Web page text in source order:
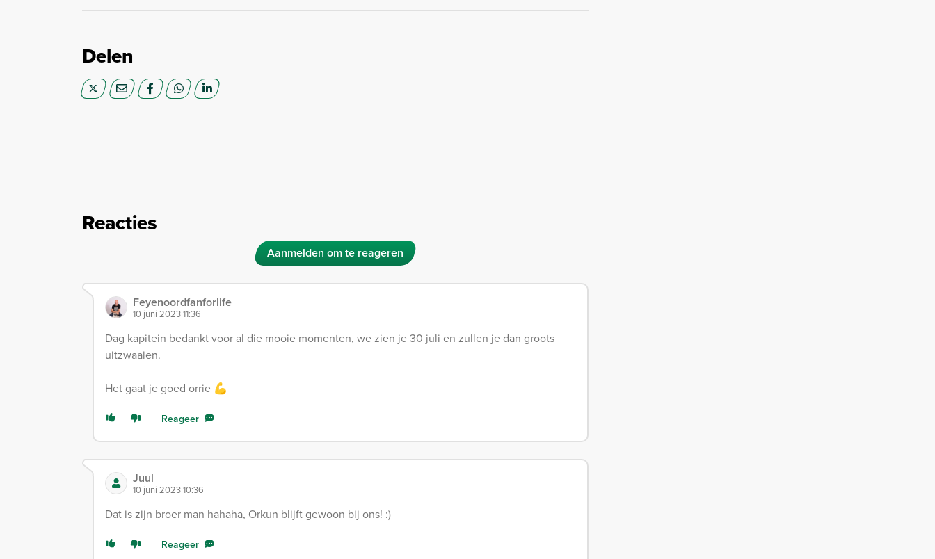
Delen
Reacties
Aanmelden om te reageren
Feyenoordfanforlife
10 juni 2023 11:36
Dag kapitein bedankt voor al die mooie momenten, we zien je 30 juli en zullen je dan groots
uitzwaaien.
Het gaat je goed orrie 💪
Reageer
Juul
10 juni 2023 10:36
Dat is zijn broer man hahaha, Orkun blijft gewoon bij ons! :)
Reageer